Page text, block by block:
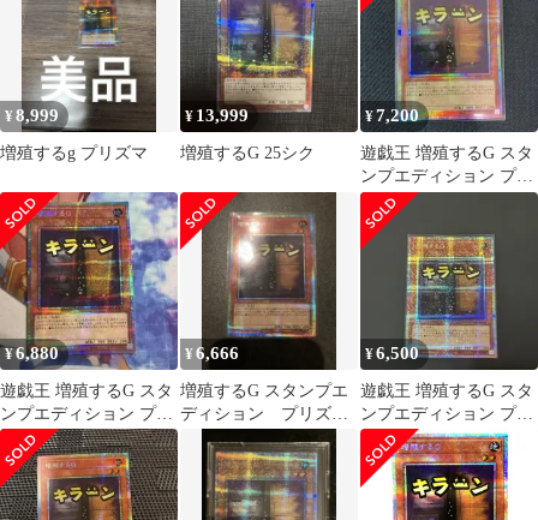
¥8,999
増殖するg プリズマ
¥ 13,999
増殖するG 25シク
¥7,200
遊戯王 増殖するG スタ
ンプエディション プリ
ズマ プリシク
¥6,880
遊戯王 増殖するG スタ
ンプエディション プリ
ズマ プリシク h3
¥6,666
増殖するG スタンプエ
ディション プリズマ
レア プリシク
¥6,500
遊戯王 増殖するG スタ
ンプエディション プリ
ズマ プリシク